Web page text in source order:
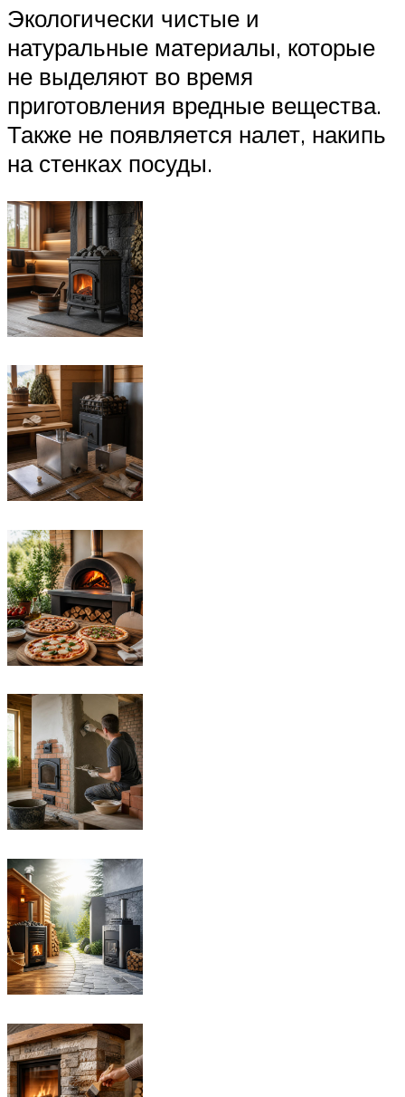
Экологически чистые и
натуральные материалы, которые
не выделяют во время
приготовления вредные вещества.
Также не появляется налет, накипь
на стенках посуды.